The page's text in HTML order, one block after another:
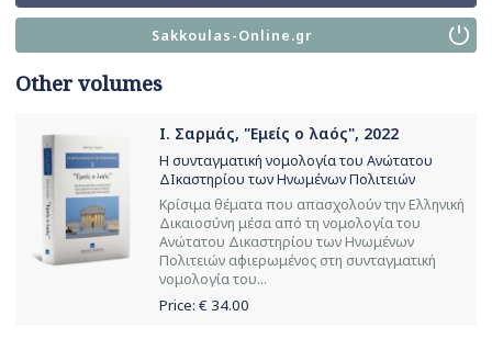
Sakkoulas-Online.gr
Other volumes
Ι. Σαρμάς, "Εμείς ο λαός", 2022
Η συνταγματική νομολογία του Ανώτατου
ΔΙκαστηρίου των Ηνωμένων Πολιτειών
Κρίσιμα θέματα που απασχολούν την Ελληνική
Δικαιοσύνη μέσα από τη νομολογία του
Ανώτατου Δικαστηρίου των Ηνωμένων
Πολιτειών αφιερωμένος στη συνταγματική
νομολογία του...
Price: € 34.00